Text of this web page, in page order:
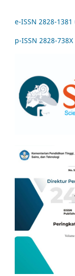
e-ISSN 2828-
p-ISSN 2828-